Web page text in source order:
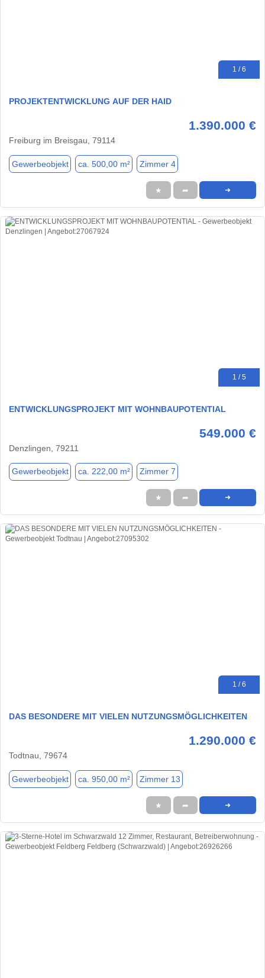
1 / 6
PROJEKTENTWICKLUNG AUF DER HAID
1.390.000 €
Freiburg im Breisgau, 79114
Gewerbeobjekt ca. 500,00 m² Zimmer 4
★ ➦ ➜
1 / 5
ENTWICKLUNGSPROJEKT MIT WOHNBAUPOTENTIAL
549.000 €
Denzlingen, 79211
Gewerbeobjekt ca. 222,00 m² Zimmer 7
★ ➦ ➜
1 / 6
DAS BESONDERE MIT VIELEN NUTZUNGSMÖGLICHKEITEN
1.290.000 €
Todtnau, 79674
Gewerbeobjekt ca. 950,00 m² Zimmer 13
★ ➦ ➜